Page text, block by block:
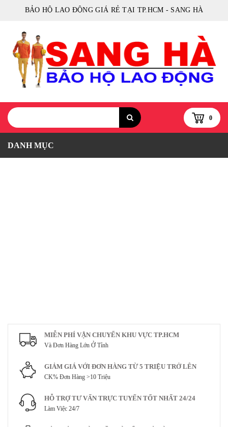
BẢO HỘ LAO ĐỘNG GIÁ RẺ TẠI TP.HCM - SANG HÀ
0
DANH MỤC
MIỄN PHÍ VẬN CHUYỂN KHU VỰC TP.HCM
Và Đơn Hàng Lớn Ở Tỉnh
GIẢM GIÁ VỚI ĐƠN HÀNG TỪ 5 TRIỆU TRỞ LÊN
CK% Đơn Hàng >10 Triệu
HỖ TRỢ TƯ VẤN TRỰC TUYẾN TỐT NHẤT 24/24
Làm Việc 24/7